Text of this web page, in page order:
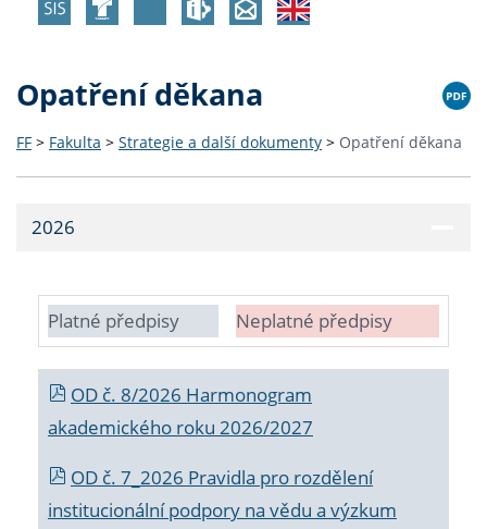
Opatření děkana
FF > Fakulta > Strategie a další dokumenty > Opatření děkana
2026
Platné předpisy Neplatné předpisy
OD č. 8/2026 Harmonogram
akademického roku 2026/2027
OD č. 7_2026 Pravidla pro rozdělení
institucionální podpory na vědu a výzkum